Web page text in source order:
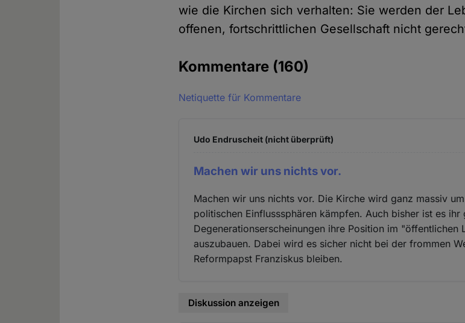
wie die Kirchen sich verhalten: Sie werden der
offenen, fortschrittlichen Gesellschaft nicht
Kommentare (160)
Netiquette für Kommentare
Udo Endruscheit (nicht überprüft)
Machen wir uns nichts vor.
Machen wir uns nichts vor. Die Kirche wird ganz massiv
politischen Einflusssphären kämpfen. Auch bisher ist es
Degenerationserscheinungen ihre Position im "öffentlichen
auszubauen. Dabei wird es sicher nicht bei der frommen
Reformpapst Franziskus bleiben.
Diskussion anzeigen